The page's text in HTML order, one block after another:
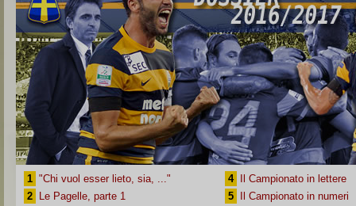
1 "Chi vuol esser lieto, sia, ..."
2
Le Pagelle, parte 1
4
Il Campionato in lettere
5
Il Campionato in numeri